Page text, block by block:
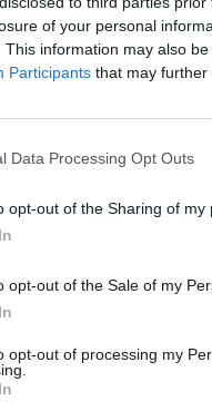
of your personal
This information may also
Participants that may further
Data Processing Opt Outs
opt-out of the Sharing of my
opt-out of the Sale of my
opt-out of processing my